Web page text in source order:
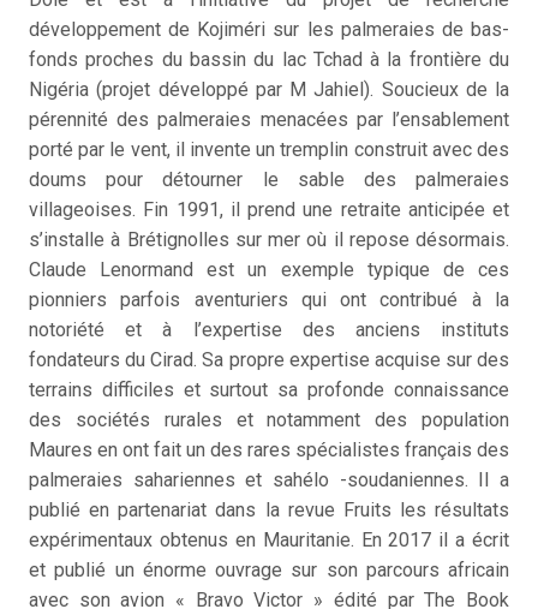
développement de Kojiméri sur les palmeraies de bas-
fonds proches du bassin du lac Tchad à la frontière du
Nigéria (projet développé par M Jahiel). Soucieux de la
pérennité des palmeraies menacées par l’ensablement
porté par le vent, il invente un tremplin construit avec des
doums pour détourner le sable des palmeraies
villageoises. Fin 1991, il prend une retraite anticipée et
s’installe à Brétignolles sur mer où il repose désormais.
Claude Lenormand est un exemple typique de ces
pionniers parfois aventuriers qui ont contribué à la
notoriété et à l’expertise des anciens instituts
fondateurs du Cirad. Sa propre expertise acquise sur des
terrains difficiles et surtout sa profonde connaissance
des sociétés rurales et notamment des population
Maures en ont fait un des rares spécialistes français des
palmeraies sahariennes et sahélo -soudaniennes. Il a
publié en partenariat dans la revue Fruits les résultats
expérimentaux obtenus en Mauritanie. En 2017 il a écrit
et publié un énorme ouvrage sur son parcours africain
avec son avion « Bravo Victor » édité par The Book